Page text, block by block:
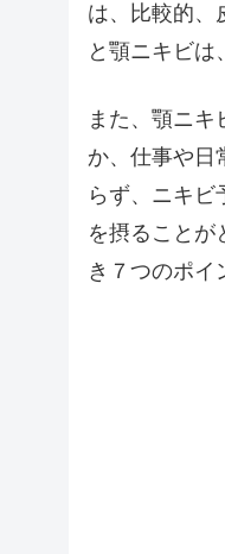
は、比較的、
と顎ニキビは
また、顎ニ
か、仕事や日
らず、ニキ
を摂ることが
き７つのポイ